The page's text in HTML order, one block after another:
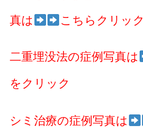
真は こちらクリック
二重埋没法の症例写真は
をクリック
シミ治療の症例写真は